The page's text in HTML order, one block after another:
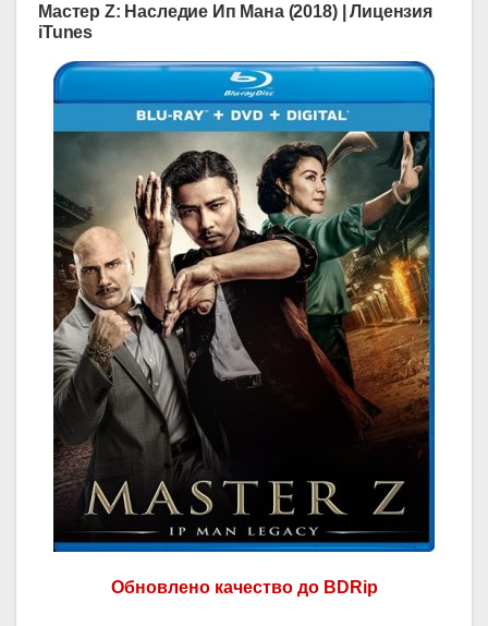
Мастер Z: Наследие Ип Мана (2018) | Лицензия
iTunes
Обновлено качество до BDRip